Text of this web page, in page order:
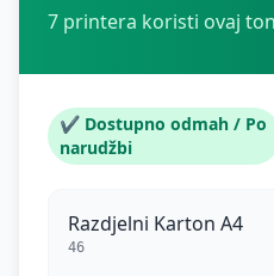
7 printera koristi ovaj
✔ Dostupno odmah / Po
narudžbi
Razdjelni Karton A4
46